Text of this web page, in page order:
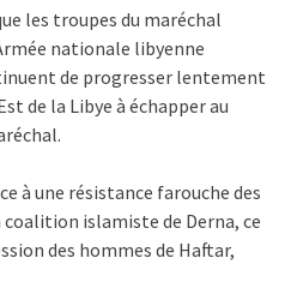
les troupes du maréchal
nationale libyenne
de progresser lentement
de la Libye à échapper au
à une résistance farouche des
islamiste de Derna, ce
des hommes de Haftar,